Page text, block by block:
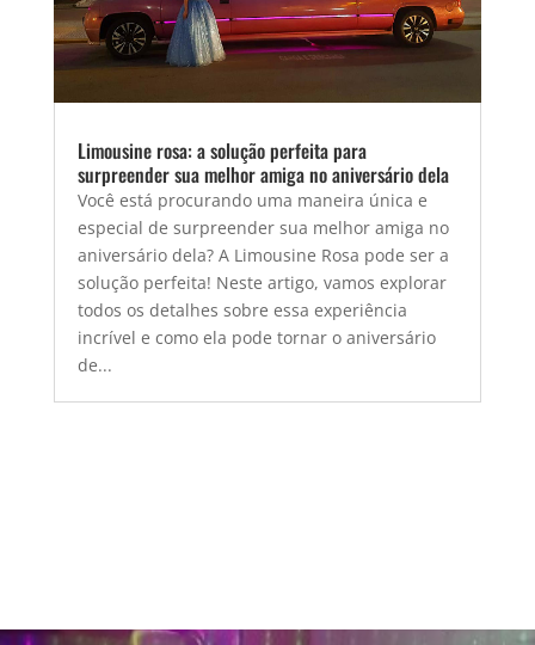
Limousine rosa: a solução perfeita para
surpreender sua melhor amiga no aniversário dela
Você está procurando uma maneira única e
especial de surpreender sua melhor amiga no
aniversário dela? A Limousine Rosa pode ser a
solução perfeita! Neste artigo, vamos explorar
todos os detalhes sobre essa experiência
incrível e como ela pode tornar o aniversário
de...